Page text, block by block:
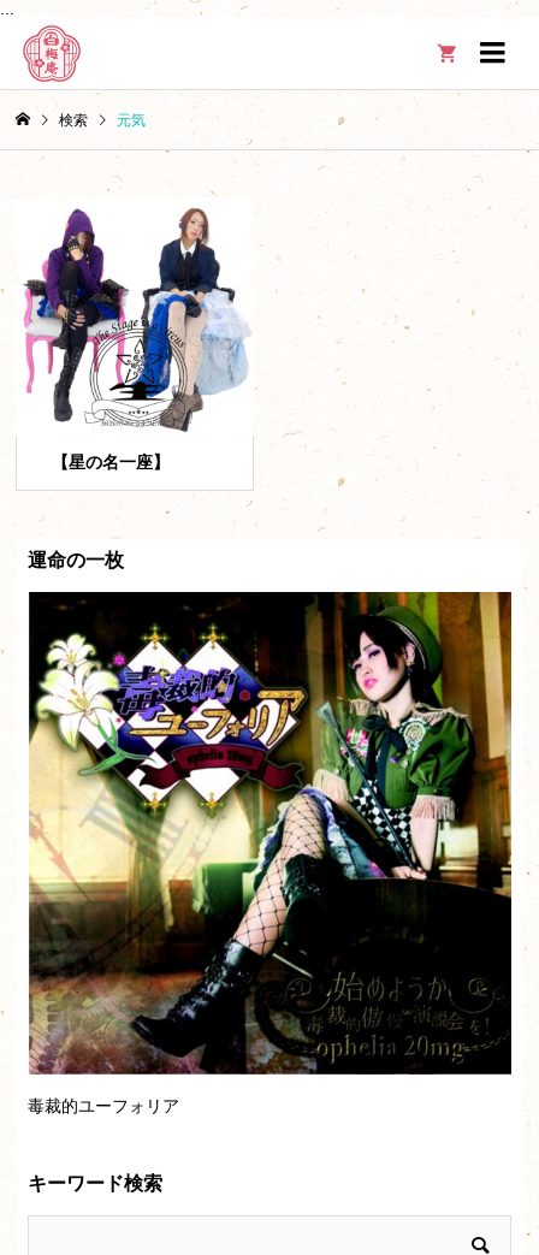

検索 元気
【星の名一座】
運命の一枚
毒裁的ユーフォリア
キーワード検索